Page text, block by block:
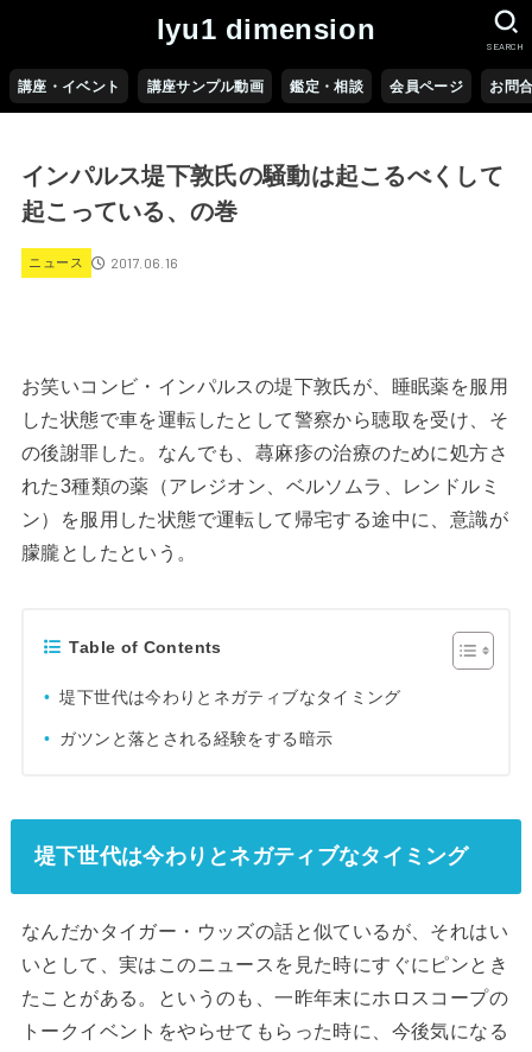
lyu1 dimension
講座・イベント 講座サンプル動画 鑑定・相談 会員ページ お問
SEARCH
インパルス堤下敦氏の騒動は起こるべくして
起こっている、の巻
ニュース 2017.06.16
お笑いコンビ・インパルスの堤下敦氏が、睡眠薬を服用
した状態で車を運転したとして警察から聴取を受け、そ
の後謝罪した。なんでも、蕁麻疹の治療のために処方さ
れた3種類の薬（アレジオン、ベルソムラ、レンドルミ
ン）を服用した状態で運転して帰宅する途中に、意識が
朦朧としたという。
Table of Contents
堤下世代は今わりとネガティブなタイミング
ガツンと落とされる経験をする暗示
堤下世代は今わりとネガティブなタイミング
なんだかタイガー・ウッズの話と似ているが、それはい
いとして、実はこのニュースを見た時にすぐにピンとき
たことがある。というのも、一昨年末にホロスコープの
トークイベントをやらせてもらった時に、今後気になる